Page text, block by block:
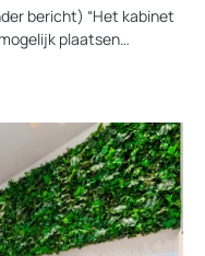
bericht) “Het kabinet
plaatsen…